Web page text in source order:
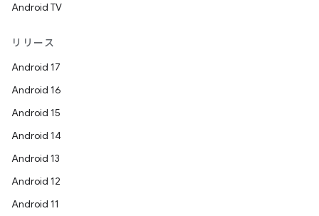
Android TV
リリース
Android 17
Android 16
Android 15
Android 14
Android 13
Android 12
Android 11